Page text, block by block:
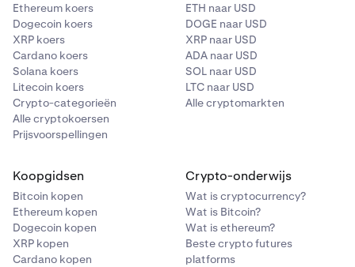
Ethereum koers
Dogecoin koers
XRP koers
Cardano koers
Solana koers
Litecoin koers
Crypto-categorieën
Alle cryptokoersen
Prijsvoorspellingen
ETH naar USD
DOGE naar USD
XRP naar USD
ADA naar USD
SOL naar USD
LTC naar USD
Alle cryptomarkten
Koopgidsen
Bitcoin kopen
Ethereum kopen
Dogecoin kopen
XRP kopen
Cardano kopen
Crypto-onderwijs
Wat is cryptocurrency?
Wat is Bitcoin?
Wat is ethereum?
Beste crypto futures
platforms